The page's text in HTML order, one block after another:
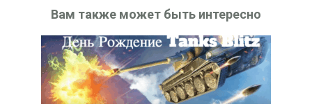
Вам также может быть интересно